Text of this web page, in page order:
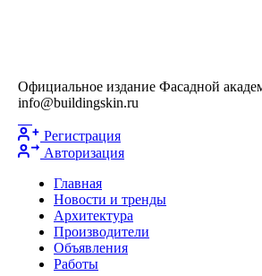
Официальное издание Фасадной
info@buildingskin.ru
Регистрация
Авторизация
Главная
Новости и тренды
Архитектура
Производители
Объявления
Работы